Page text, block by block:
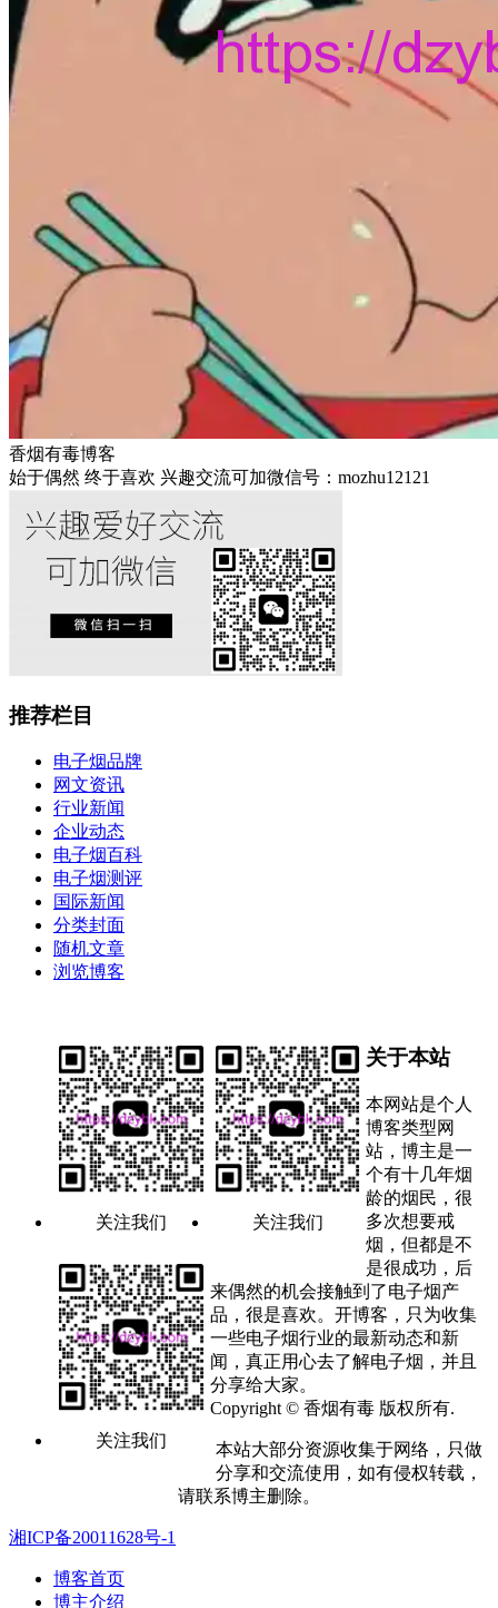
香烟有毒博客
始于偶然 终于喜欢 兴趣交流可加微信号：mozhu12121
推荐栏目
电子烟品牌
网文资讯
行业新闻
企业动态
电子烟百科
电子烟测评
国际新闻
分类封面
随机文章
浏览博客
关注我们 关注我们
关注我们
关于本站
本网站是个人
博客类型网
站，博主是一
个有十几年烟
龄的烟民，很
多次想要戒
烟，但都是不
是很成功，后
来偶然的机会接触到了电子烟产
品，很是喜欢。开博客，只为收集
一些电子烟行业的最新动态和新
闻，真正用心去了解电子烟，并且
分享给大家。
Copyright © 香烟有毒 版权所有.
本站大部分资源收集于网络，只做
分享和交流使用，如有侵权转载，
请联系博主删除。
湘ICP备20011628号-1
博客首页
博主介绍